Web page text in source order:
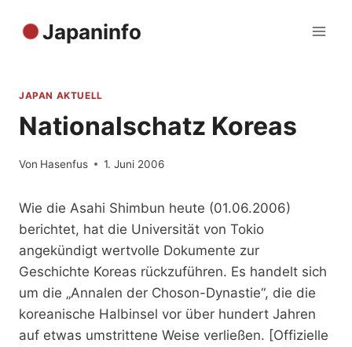
Inhalt
Japaninfo
JAPAN AKTUELL
Nationalschatz Koreas
Von Hasenfus 1. Juni 2006
Wie die Asahi Shimbun heute (01.06.2006)
berichtet, hat die Universität von Tokio
angekündigt wertvolle Dokumente zur
Geschichte Koreas rückzuführen. Es handelt sich
um die „Annalen der Choson-Dynastie“, die die
koreanische Halbinsel vor über hundert Jahren
auf etwas umstrittene Weise verließen. [Offizielle